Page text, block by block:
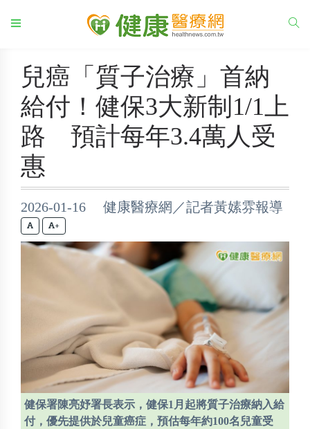
兒癌「質子治療」首納
給付！健保3大新制1/1上
路 預計每年3.4萬人受
惠
2026-01-16 健康醫療網／記者黃嫊雰報導
+
健保署陳亮妤署長表示，健保1月起將質子治療納入給
付，優先提供於兒童癌症，預估每年約100名兒童受